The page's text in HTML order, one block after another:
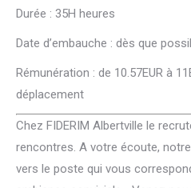
Durée : 35H heures
Date d’embauche : dès que
Rémunération : de 10.57EUR à
déplacement
Chez FIDERIM Albertville le
rencontres. A votre écoute,
vers le poste qui vous